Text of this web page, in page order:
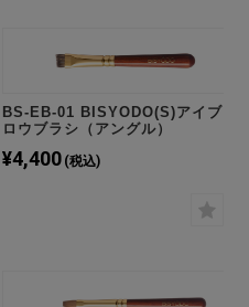
BS-EB-01 BISYODO(S)アイブ
ロウブラシ（アングル）
¥4,400 (税込)